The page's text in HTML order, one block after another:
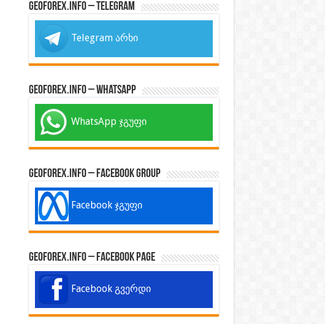
GeoForex.info – Telegram
Telegram არხი
GeoForex.info – WhatsApp
WhatsApp ჯგუფი
GeoForex.info – Facebook Group
Facebook ჯგუფი
GeoForex.info – Facebook Page
Facebook გვერდი